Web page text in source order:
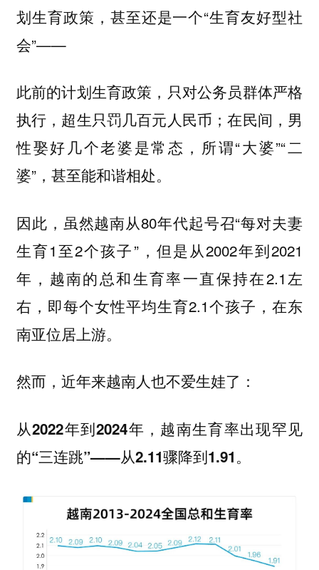
划生育政策，甚至还是一个“生育友好型社
会”——
此前的计划生育政策，只对公务员群体严格
执行，超生只罚几百元人民币；在民间，男
性娶好几个老婆是常态，所谓“大婆”“二
婆”，甚至能和谐相处。
因此，虽然越南从80年代起号召“每对夫妻
生育1至2个孩子”，但是从2002年到2021
年，越南的总和生育率一直保持在2.1左
右，即每个女性平均生育2.1个孩子，在东
南亚位居上游。
然而，近年来越南人也不爱生娃了：
从2022年到2024年，越南生育率出现罕见
的“三连跳”——从2.11骤降到1.91。